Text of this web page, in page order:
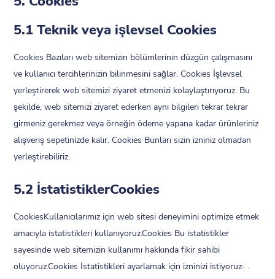
5.1 Teknik veya işlevsel Cookies
Cookies Bazıları web sitemizin bölümlerinin düzgün çalışmasını
ve kullanıcı tercihlerinizin bilinmesini sağlar. Cookies İşlevsel
yerleştirerek web sitemizi ziyaret etmenizi kolaylaştırıyoruz. Bu
şekilde, web sitemizi ziyaret ederken aynı bilgileri tekrar tekrar
girmeniz gerekmez veya örneğin ödeme yapana kadar ürünleriniz
alışveriş sepetinizde kalır. Cookies Bunları sizin izniniz olmadan
yerleştirebiliriz.
5.2 İstatistiklerCookies
CookiesKullanıcılarımız için web sitesi deneyimini optimize etmek
amacıyla istatistikleri kullanıyoruz.Cookies Bu istatistikler
sayesinde web sitemizin kullanımı hakkında fikir sahibi
oluyoruz.Cookies İstatistikleri ayarlamak için izninizi istiyoruz- .